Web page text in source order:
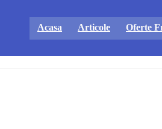
Acasa Articole Oferte